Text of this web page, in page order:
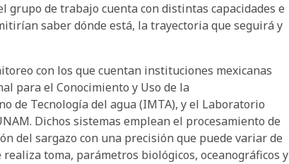
grupo de trabajo cuenta con distintas capacidades e
saber dónde está, la trayectoria que seguirá y
con los que cuentan instituciones mexicanas
para el Conocimiento y Uso de la
de Tecnología del agua (IMTA), y el Laboratorio
Dichos sistemas emplean el procesamiento de
del sargazo con una precisión que puede variar de
toma, parámetros biológicos, oceanográficos y